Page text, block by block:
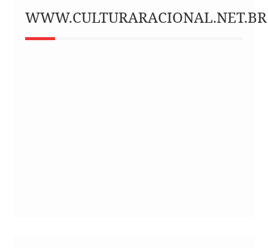
WWW.CULTURARACIONAL.NET.BR